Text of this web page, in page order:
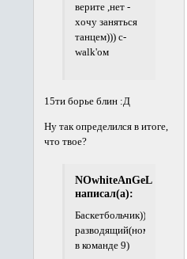
верите ,нет -
хочу заняться
танцем))) c-
walk'ом
15ти борье блин :Д
Ну так определился в итоге,
что твое?
NOwhiteAnGeL
написал(а):
разводящий(номер
в команде 9)